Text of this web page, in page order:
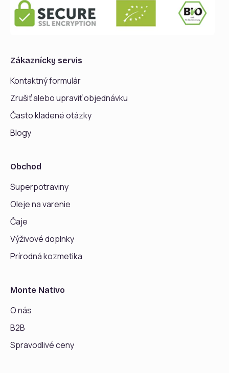
Zákaznícky servis
Kontaktný formulár
Zrušiť alebo upraviť objednávku
Často kladené otázky
Blogy
Obchod
Superpotraviny
Oleje na varenie
Čaje
Výživové doplnky
Prírodná kozmetika
Monte Nativo
O nás
B2B
Spravodlivé ceny